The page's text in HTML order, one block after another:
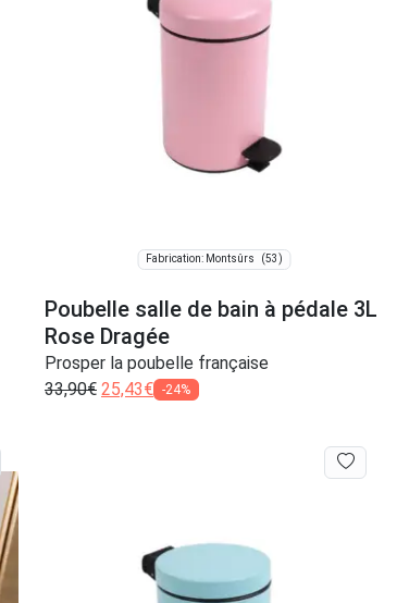
Fabrication: Montsûrs (53)
Poubelle salle de bain à pédale 3L
Rose Dragée
Prosper la poubelle française
33,90€ 25,43€ -24%